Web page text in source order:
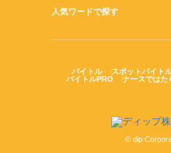
人気ワードで探す
バイトル スポットバイト
バイトルPRO
ナースではた
© dip